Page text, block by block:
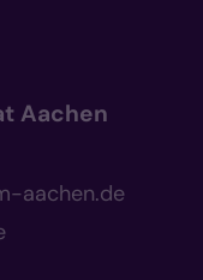
Aachen
aachen.de